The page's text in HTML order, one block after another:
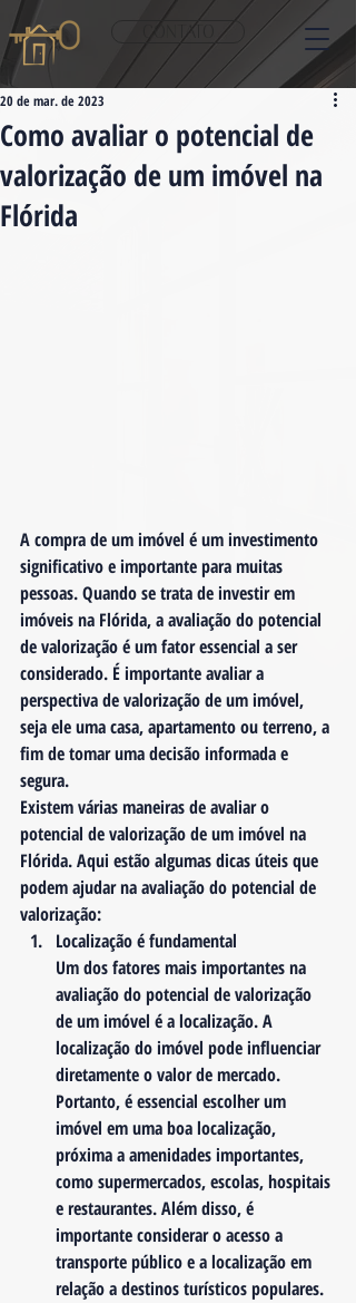
CONTATO
Como avaliar o potencial de
valorização de um imóvel na
Flórida
20 de mar. de 2023
A compra de um imóvel é um investimento
significativo e importante para muitas
pessoas. Quando se trata de investir em
imóveis na Flórida, a avaliação do potencial
de valorização é um fator essencial a ser
considerado. É importante avaliar a
perspectiva de valorização de um imóvel,
seja ele uma casa, apartamento ou terreno, a
fim de tomar uma decisão informada e
segura.
Existem várias maneiras de avaliar o
potencial de valorização de um imóvel na
Flórida. Aqui estão algumas dicas úteis que
podem ajudar na avaliação do potencial de
valorização:
Localização é fundamental
Um dos fatores mais importantes na
avaliação do potencial de valorização
de um imóvel é a localização. A
localização do imóvel pode influenciar
diretamente o valor de mercado.
Portanto, é essencial escolher um
imóvel em uma boa localização,
próxima a amenidades importantes,
como supermercados, escolas, hospitais
e restaurantes. Além disso, é
importante considerar o acesso a
transporte público e a localização em
relação a destinos turísticos populares.